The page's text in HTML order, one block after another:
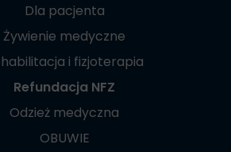
Dla pacjenta
Żywienie medyczne
i fizjoterapia
Refundacja NFZ
Odzież medyczna
OBUWIE